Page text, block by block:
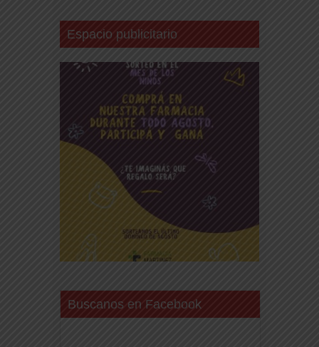
Espacio publicitario
Buscanos en Facebook